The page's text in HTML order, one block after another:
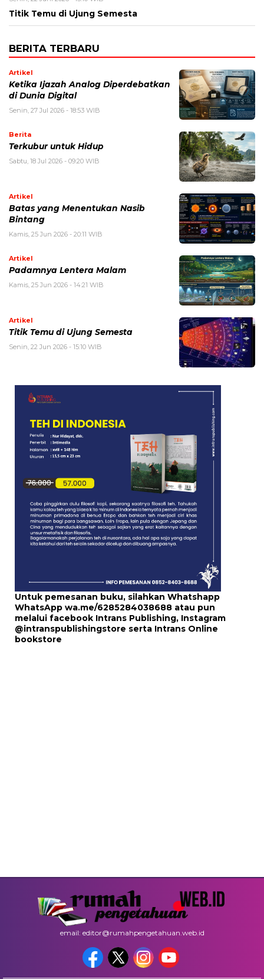
Titik Temu di Ujung Semesta
BERITA TERBARU
Artikel
Ketika Ijazah Analog Diperdebatkan
di Dunia Digital
Senin, 27 Jul 2026 - 18:53 WIB
Berita
Terkubur untuk Hidup
Sabtu, 18 Jul 2026 - 09:20 WIB
Artikel
Batas yang Menentukan Nasib
Bintang
Kamis, 25 Jun 2026 - 20:11 WIB
Artikel
Padamnya Lentera Malam
Kamis, 25 Jun 2026 - 14:21 WIB
Artikel
Titik Temu di Ujung Semesta
Senin, 22 Jun 2026 - 15:10 WIB
Untuk pemesanan buku, silahkan Whatshapp
WhatsApp wa.me/6285284038688 atau pun
melalui facebook Intrans Publishing, Instagram
@intranspublishingstore serta Intrans Online
bookstore
email: editor@rumahpengetahuan.web.id